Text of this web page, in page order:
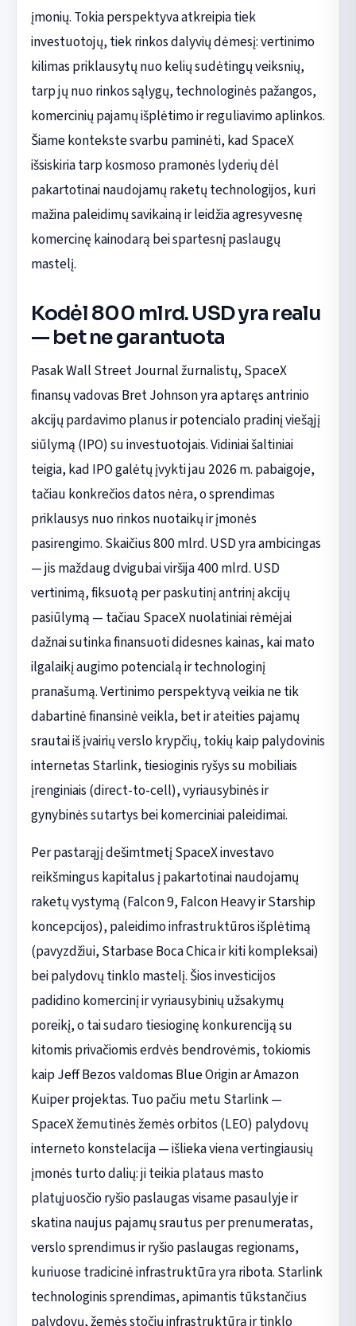
įmonių. Tokia perspektyva atkreipia tiek
investuotojų, tiek rinkos dalyvių dėmesį: vertinimo
kilimas priklausytų nuo kelių sudėtingų veiksnių,
tarp jų nuo rinkos sąlygų, technologinės pažangos,
komercinių pajamų išplėtimo ir reguliavimo aplinkos.
Šiame kontekste svarbu paminėti, kad SpaceX
išsiskiria tarp kosmoso pramonės lyderių dėl
pakartotinai naudojamų raketų technologijos, kuri
mažina paleidimų savikainą ir leidžia agresyvesnę
komercinę kainodarą bei spartesnį paslaugų
mastelį.
Kodėl 800 mlrd. USD yra realu
— bet ne garantuota
Pasak Wall Street Journal žurnalistų, SpaceX
finansų vadovas Bret Johnson yra aptaręs antrinio
akcijų pardavimo planus ir potencialo pradinį viešąjį
siūlymą (IPO) su investuotojais. Vidiniai šaltiniai
teigia, kad IPO galėtų įvykti jau 2026 m. pabaigoje,
tačiau konkrečios datos nėra, o sprendimas
priklausys nuo rinkos nuotaikų ir įmonės
pasirengimo. Skaičius 800 mlrd. USD yra ambicingas
— jis maždaug dvigubai viršija 400 mlrd. USD
vertinimą, fiksuotą per paskutinį antrinį akcijų
pasiūlymą — tačiau SpaceX nuolatiniai rėmėjai
dažnai sutinka finansuoti didesnes kainas, kai mato
ilgalaikį augimo potencialą ir technologinį
pranašumą. Vertinimo perspektyvą veikia ne tik
dabartinė finansinė veikla, bet ir ateities pajamų
srautai iš įvairių verslo krypčių, tokių kaip palydovinis
internetas Starlink, tiesioginis ryšys su mobiliais
įrenginiais (direct-to-cell), vyriausybinės ir
gynybinės sutartys bei komerciniai paleidimai.
Per pastarąjį dešimtmetį SpaceX investavo
reikšmingus kapitalus į pakartotinai naudojamų
raketų vystymą (Falcon 9, Falcon Heavy ir Starship
koncepcijos), paleidimo infrastruktūros išplėtimą
(pavyzdžiui, Starbase Boca Chica ir kiti kompleksai)
bei palydovų tinklo mastelį. Šios investicijos
padidino komercinį ir vyriausybinių užsakymų
poreikį, o tai sudaro tiesioginę konkurenciją su
kitomis privačiomis erdvės bendrovėmis, tokiomis
kaip Jeff Bezos valdomas Blue Origin ar Amazon
Kuiper projektas. Tuo pačiu metu Starlink —
SpaceX žemutinės žemės orbitos (LEO) palydovų
interneto konstelacija — išlieka viena vertingiausių
įmonės turto dalių: ji teikia plataus masto
platųjuosčio ryšio paslaugas visame pasaulyje ir
skatina naujus pajamų srautus per prenumeratas,
verslo sprendimus ir ryšio paslaugas regionams,
kuriuose tradicinė infrastruktūra yra ribota. Starlink
technologinis sprendimas, apimantis tūkstančius
palydovų, žemės stočių infrastruktūrą ir tinklo